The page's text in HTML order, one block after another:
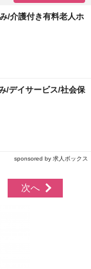
/介護付き有料老人ホ
/デイサービス/社会保
sponsored by 求人ボックス
次へ